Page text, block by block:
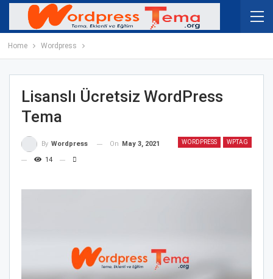
Home Wordpress
Lisanslı Ücretsiz WordPress
Tema
WORDPRESS WPTAG
By Wordpress On May 3, 2021
14